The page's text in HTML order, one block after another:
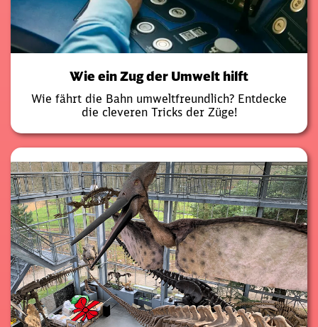
Wie ein Zug der Umwelt hilft
Wie fährt die Bahn umweltfreundlich? Entdecke
die cleveren Tricks der Züge!